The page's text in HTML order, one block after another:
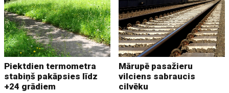
Piektdien termometra
stabiņš pakāpsies līdz
+24 grādiem
Mārupē pasažieru
vilciens sabraucis
cilvēku